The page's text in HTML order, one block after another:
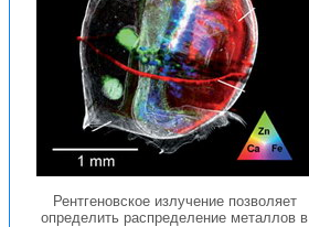
Рентгеновское излучение позволяет
определить распределение металлов в